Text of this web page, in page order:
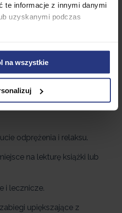
te informacje z innymi danymi
uzyskanymi podczas
na wszystkie
Zalety naszych
odprężenia i relaksu.
na lekturę książki lub
i lecznicze.
upiększające z